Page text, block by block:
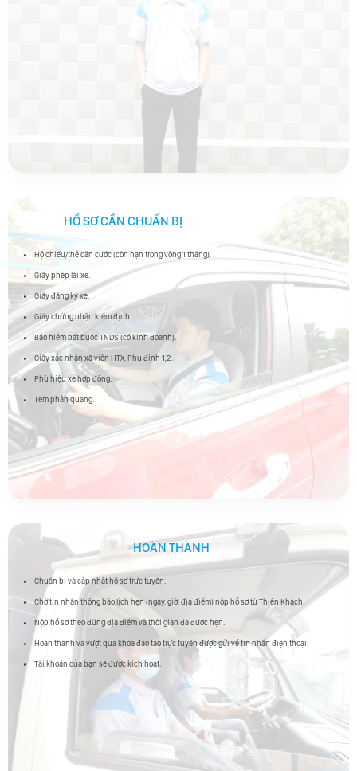
NGHIỆP
TIN
TỨC
LIÊN
HỆ
HỒ SƠ CẦN CHUẨN BỊ
Hộ chiếu/thẻ căn cước (còn hạn trong vòng 1 tháng).
Giấy phép lái xe.
Giấy đăng ký xe.
Giấy chứng nhận kiểm định.
Bảo hiểm bắt buộc TNDS (có kinh doanh).
Giấy xác nhận xã viên HTX, Phụ đính 1,2.
Phù hiệu xe hợp đồng.
Tem phản quang.
HOÀN THÀNH
Chuẩn bị và cập nhật hồ sơ trực tuyến.
Chờ tin nhắn thông báo lịch hẹn (ngày, giờ, địa điểm) nộp hồ sơ từ Thiên Khách.
Nộp hồ sơ theo đúng địa điểm và thời gian đã được hẹn.
Hoàn thành và vượt qua khóa đào tạo trực tuyến được gửi về tin nhắn điện thoại.
Tài khoản của bạn sẽ được kích hoạt.